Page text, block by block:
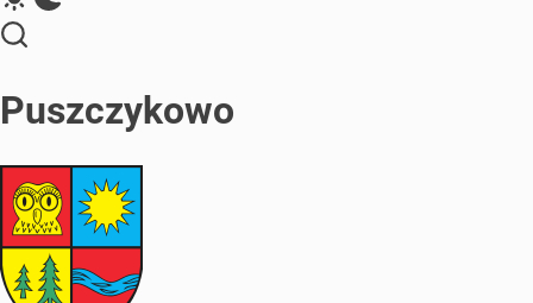
Puszczykowo